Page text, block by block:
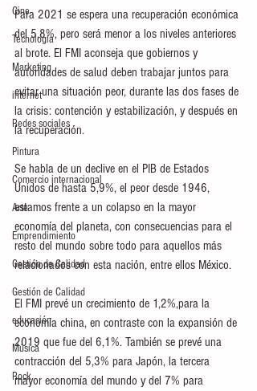
Cine
Tecnología
Marketing
internet
Redes sociales
Pintura
Comercio internacional
Arte
Emprendimiento
Gestión de Calidad
Gestión de Calidad
educación
Música
Rock
Para 2021 se espera una recuperación económica
del 5,8%, pero será menor a los niveles anteriores
al brote. El FMI aconseja que gobiernos y
autoridades de salud deben trabajar juntos para
evitar una situación peor, durante las dos fases de
la crisis: contención y estabilización, y después en
la recuperación.
Se habla de un declive en el PIB de Estados
Unidos de hasta 5,9%, el peor desde 1946,
estamos frente a un colapso en la mayor
economía del planeta, con consecuencias para el
resto del mundo sobre todo para aquellos más
relacionados con esta nación, entre ellos México.
El FMI prevé un crecimiento de 1,2%,para la
economía china, en contraste con la expansión de
2019 que fue del 6,1%. También se prevé una
contracción del 5,3% para Japón, la tercera
mayor economía del mundo y del 7% para